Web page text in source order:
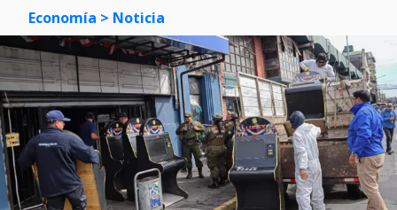
Economía > Noticia